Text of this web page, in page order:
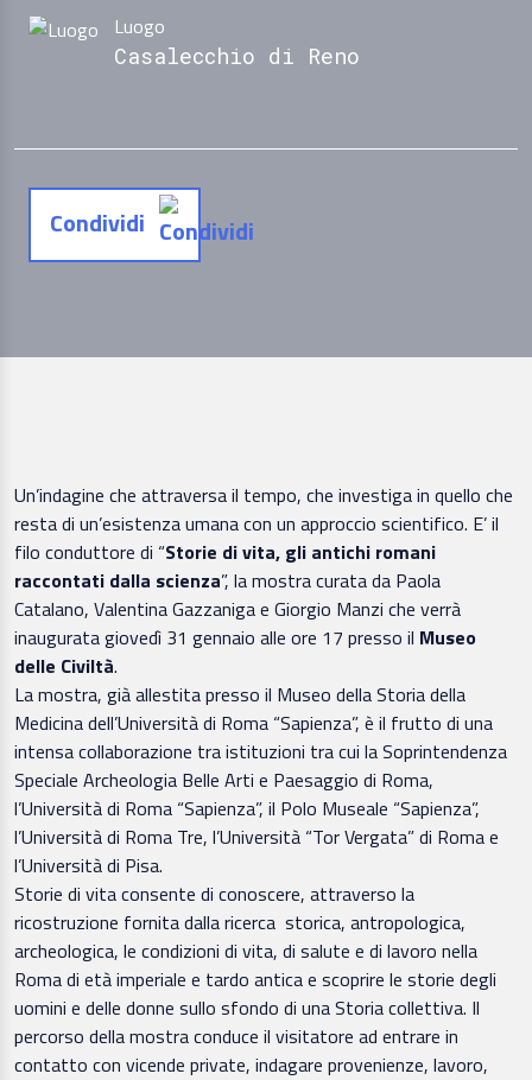
Luogo
Casalecchio di Reno
Condividi
Un’indagine che attraversa il tempo, che investiga in quello che
resta di un’esistenza umana con un approccio scientifico. E’ il
filo conduttore di “Storie di vita, gli antichi romani
raccontati dalla scienza”, la mostra curata da Paola
Catalano, Valentina Gazzaniga e Giorgio Manzi che verrà
inaugurata giovedì 31 gennaio alle ore 17 presso il Museo
delle Civiltà.
La mostra, già allestita presso il Museo della Storia della
Medicina dell’Università di Roma “Sapienza”, è il frutto di una
intensa collaborazione tra istituzioni tra cui la Soprintendenza
Speciale Archeologia Belle Arti e Paesaggio di Roma,
l’Università di Roma “Sapienza”, il Polo Museale “Sapienza”,
l’Università di Roma Tre, l’Università “Tor Vergata” di Roma e
l’Università di Pisa.
Storie di vita consente di conoscere, attraverso la
ricostruzione fornita dalla ricerca storica, antropologica,
archeologica, le condizioni di vita, di salute e di lavoro nella
Roma di età imperiale e tardo antica e scoprire le storie degli
uomini e delle donne sullo sfondo di una Storia collettiva. Il
percorso della mostra conduce il visitatore ad entrare in
contatto con vicende private, indagare provenienze, lavoro,